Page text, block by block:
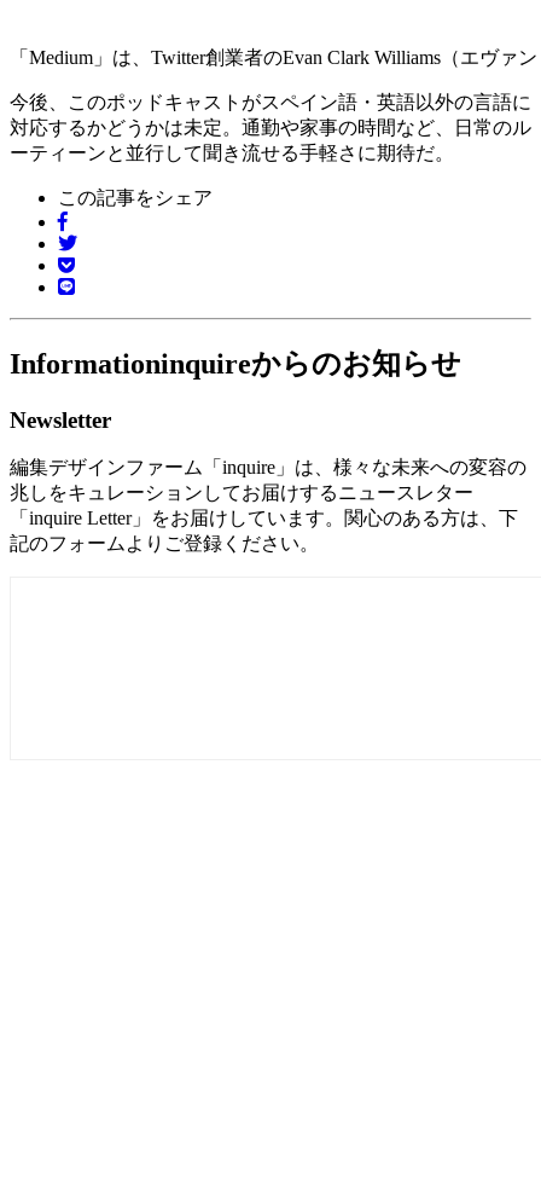
「Medium」は、Twitter創業者のEvan Clark Williams（エヴ
今後、このポッドキャストがスペイン語・英語以外の言語に
対応するかどうかは未定。通勤や家事の時間など、日常のル
ーティーンと並行して聞き流せる手軽さに期待だ。
この記事をシェア
Informationinquireからのお知らせ
Newsletter
編集デザインファーム「inquire」は、様々な未来への変容の
兆しをキュレーションしてお届けするニュースレター
「inquire Letter」をお届けしています。関心のある方は、下
記のフォームよりご登録ください。